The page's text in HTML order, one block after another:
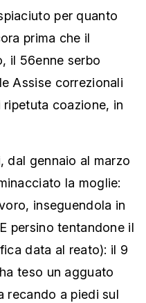
per quanto
prima che il
il 56enne serbo
Assise correzionali
ripetuta coazione, in
dal gennaio al marzo
la moglie:
inseguendola in
persino tentandone il
data al reato): il 9
teso un agguato
recando a piedi sul